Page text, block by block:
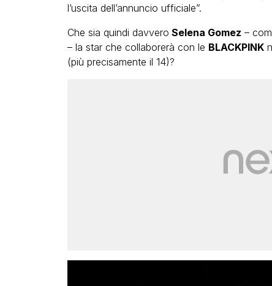
l’uscita dell’annuncio ufficiale”.
Che sia quindi davvero Selena Gomez –
– la star che collaborerà con le BLACKPINK
(più precisamente il 14)?